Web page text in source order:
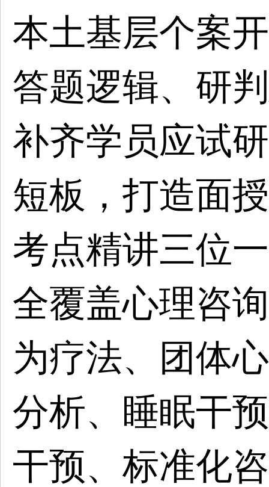
本土基层个案
答题逻辑、研
补齐学员应试
短板，打造面
考点精讲三位
全覆盖心理咨
为疗法、团体
分析、睡眠干
干预、标准化